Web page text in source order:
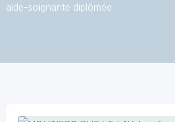
aide-soignante diplômée